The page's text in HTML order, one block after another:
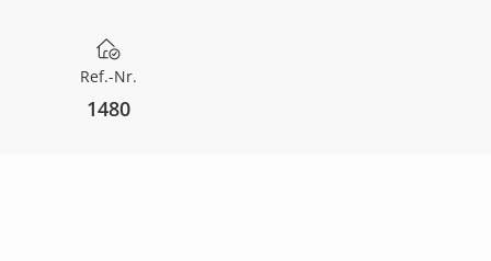
Ref.-Nr.
1480